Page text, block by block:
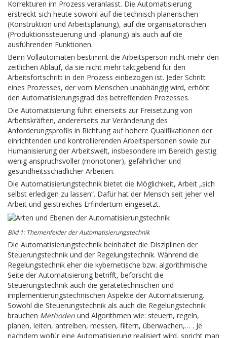
Korrekturen im Prozess veranlasst. Die Automatisierung
erstreckt sich heute sowohl auf die technisch planerischen
(Konstruktion und Arbeitsplanung), auf die organisatorischen
(Produktionssteuerung und -planung) als auch auf die
ausführenden Funktionen.
Beim Vollautomaten bestimmt die Arbeitsperson nicht mehr den
zeitlichen Ablauf, da sie nicht mehr taktgebend für den
Arbeitsfortschritt in den Prozess einbezogen ist. Jeder Schritt
eines Prozesses, der vom Menschen unabhängig wird, erhöht
den Automatisierungsgrad des betreffenden Prozesses.
Die Automatisierung führt einerseits zur Freisetzung von
Arbeitskräften, andererseits zur Veränderung des
Anforderungsprofils in Richtung auf höhere Qualifikationen der
einrichtenden und kontrollierenden Arbeitspersonen sowie zur
Humanisierung der Arbeitswelt, insbesondere im Bereich geistig
wenig anspruchsvoller (monotoner), gefährlicher und
gesundheitsschädlicher Arbeiten.
Die Automatisierungstechnik bietet die Möglichkeit, Arbeit „sich
selbst erledigen zu lassen“. Dafür hat der Mensch seit jeher viel
Arbeit und geistreiches Erfindertum eingesetzt.
Bild 1: Themenfelder der Automatisierungstechnik
Die Automatisierungstechnik beinhaltet die Disziplinen der
Steuerungstechnik und der Regelungstechnik. Während die
Regelungstechnik eher die kybernetische bzw. algorithmische
Seite der Automatisierung betrifft, beforscht die
Steuerungstechnik auch die gerätetechnischen und
implementierungstechnischen Aspekte der Automatisierung.
Sowohl die Steuerungstechnik als auch die Regelungstechnik
brauchen Methoden und Algorithmen wie: steuern, regeln,
planen, leiten, antreiben, messen, filtern, überwachen,… . Je
nachdem wofür eine Automatisierung realisiert wird, spricht man